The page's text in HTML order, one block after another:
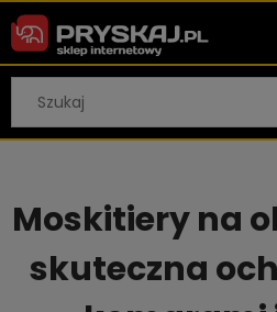
Moskitiery na
skuteczna